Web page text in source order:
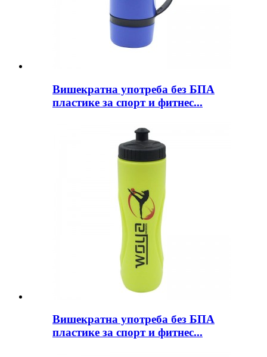
Вишекратна употреба без БПА
пластике за спорт и фитнес...
Вишекратна употреба без БПА
пластике за спорт и фитнес...